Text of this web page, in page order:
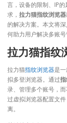
言，设备的限制、IP
求， 拉力猫指纹浏览器
的解决方案。本文将
何助力用户解决多账号
拉力猫指纹
拉力猫指纹浏览器是
拟多登浏览器。通过
录、管理多个账号，
过虚拟浏览器配置文
离。